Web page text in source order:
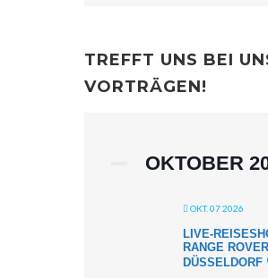
TREFFT UNS BEI
VORTRÄGEN!
OKTOBER
OKT. 07 2026
LIVE-
RANGE
DÜSSELDORF